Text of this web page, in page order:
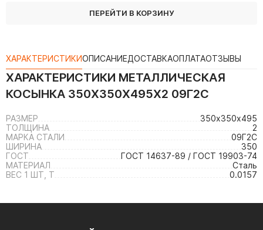
ПЕРЕЙТИ В КОРЗИНУ
ХАРАКТЕРИСТИКИОПИСАНИЕДОСТАВКАОПЛАТАОТЗЫВЫ
ХАРАКТЕРИСТИКИ МЕТАЛЛИЧЕСКАЯ
КОСЫНКА 350Х350Х495Х2 09Г2С
РАЗМЕР
350х350х495
ТОЛЩИНА
2
МАРКА СТАЛИ
09Г2С
ШИРИНА
350
ГОСТ
ГОСТ 14637-89 / ГОСТ 19903-74
МАТЕРИАЛ
Сталь
ВЕС 1 ШТ, Т
0.0157